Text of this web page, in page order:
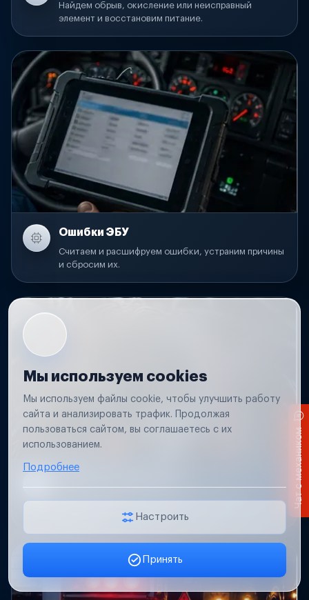
Найдем обрыв, окисление или неисправный
элемент и восстановим питание.
Ошибки ЭБУ
Считаем и расшифруем ошибки, устраним причины
и сбросим их.
проводку и защиту цепей.
Мы используем cookies
Мы используем файлы cookie, чтобы улучшить работу
сайта и анализировать трафик. Продолжая
пользоваться сайтом, вы соглашаетесь с их
использованием.
Подробнее
Настроить
Принять
Чат с механиком